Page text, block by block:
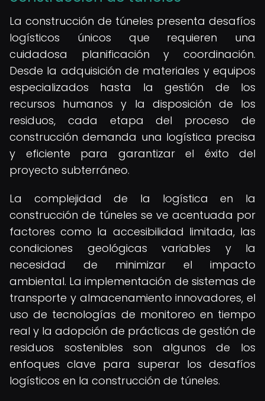
La construcción de túneles presenta desafíos
logísticos únicos que requieren una
cuidadosa planificación y coordinación.
Desde la adquisición de materiales y equipos
especializados hasta la gestión de los
recursos humanos y la disposición de los
residuos, cada etapa del proceso de
construcción demanda una logística precisa
y eficiente para garantizar el éxito del
proyecto subterráneo.
La complejidad de la logística en la
construcción de túneles se ve acentuada por
factores como la accesibilidad limitada, las
condiciones geológicas variables y la
necesidad de minimizar el impacto
ambiental. La implementación de sistemas de
transporte y almacenamiento innovadores, el
uso de tecnologías de monitoreo en tiempo
real y la adopción de prácticas de gestión de
residuos sostenibles son algunos de los
enfoques clave para superar los desafíos
logísticos en la construcción de túneles.